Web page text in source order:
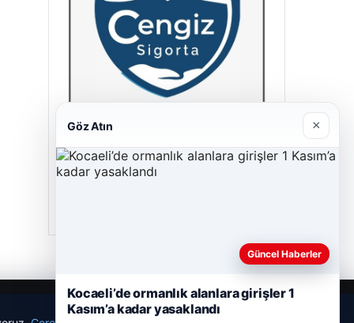
Cengiz Sigorta
23/06/2026
Göz Atın ×
Güncel Haberler
Kocaeli’de ormanlık alanlara girişler 1
Kasım’a kadar yasaklandı